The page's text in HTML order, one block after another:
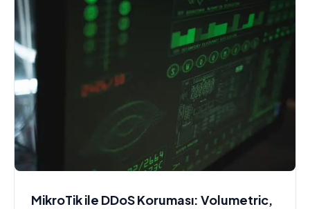
MikroTik ile DDoS Koruması: Volumetric,